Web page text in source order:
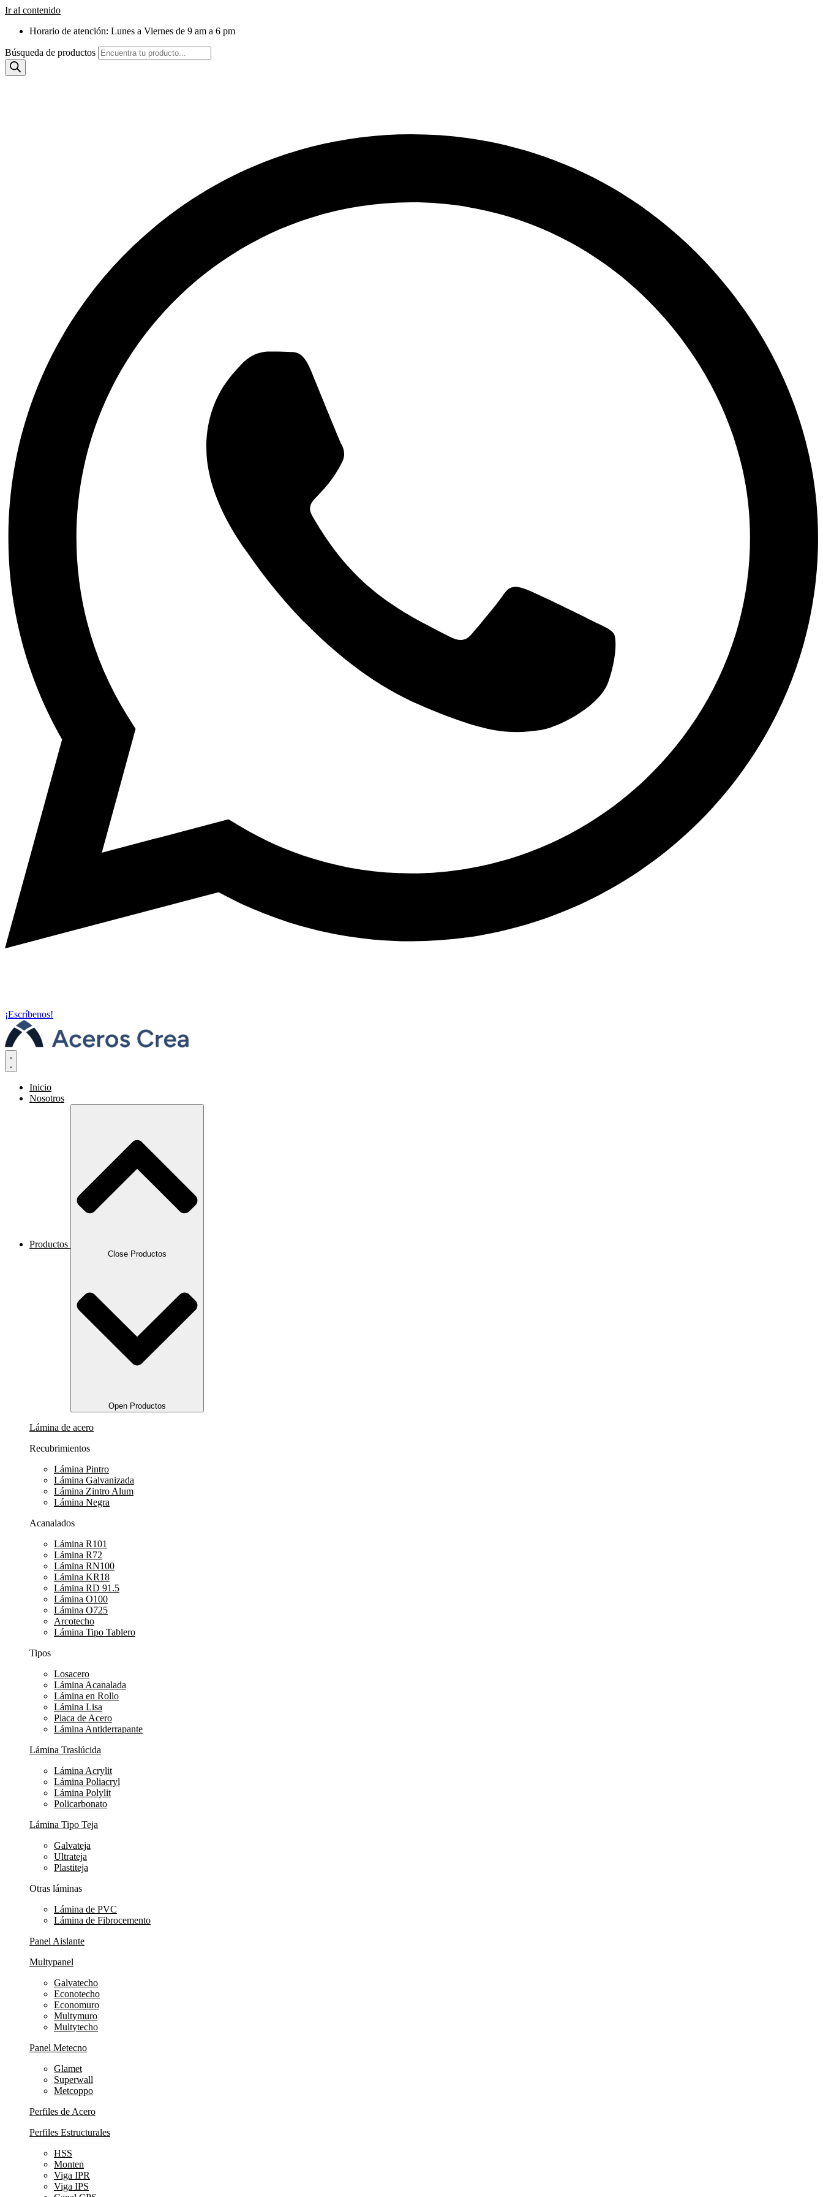
Ir al contenido
Horario de atención: Lunes a Viernes de 9 am a 6 pm
Búsqueda de productos
¡Escríbenos!
Inicio
Nosotros
Productos
Close Productos
Open Productos
Lámina de acero
Recubrimientos
Lámina Pintro
Lámina Galvanizada
Lámina Zintro Alum
Lámina Negra
Acanalados
Lámina R101
Lámina R72
Lámina RN100
Lámina KR18
Lámina RD 91.5
Lámina O100
Lámina O725
Arcotecho
Lámina Tipo Tablero
Tipos
Losacero
Lámina Acanalada
Lámina en Rollo
Lámina Lisa
Placa de Acero
Lámina Antiderrapante
Lámina Traslúcida
Lámina Acrylit
Lámina Poliacryl
Lámina Polylit
Policarbonato
Lámina Tipo Teja
Galvateja
Ultrateja
Plastiteja
Otras láminas
Lámina de PVC
Lámina de Fibrocemento
Panel Aislante
Multypanel
Galvatecho
Econotecho
Economuro
Multymuro
Multytecho
Panel Metecno
Glamet
Superwall
Metcoppo
Perfiles de Acero
Perfiles Estructurales
HSS
Monten
Viga IPR
Viga IPS